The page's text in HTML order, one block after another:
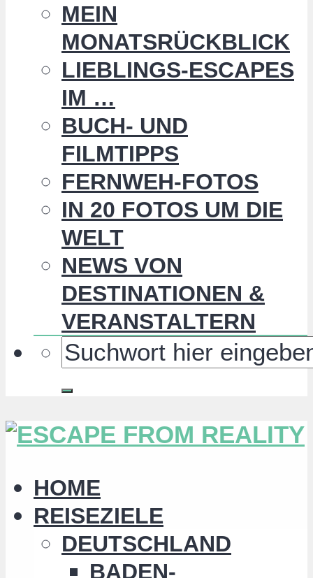
MEIN
MONATSRÜCKBLICK
LIEBLINGS-ESCAPES
IM …
BUCH- UND
FILMTIPPS
FERNWEH-FOTOS
IN 20 FOTOS UM DIE
WELT
NEWS VON
DESTINATIONEN &
VERANSTALTERN
HOME
REISEZIELE
DEUTSCHLAND
BADEN-